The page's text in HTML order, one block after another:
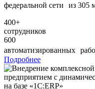
федеральной сети из 305
400+
сотрудников
600
автоматизированных
Подробнее